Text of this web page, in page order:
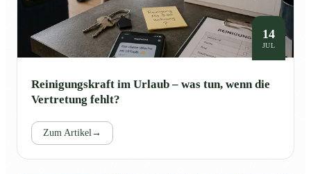
14
JUL
Reinigungskraft im Urlaub – was tun, wenn die
Vertretung fehlt?
Zum Artikel→